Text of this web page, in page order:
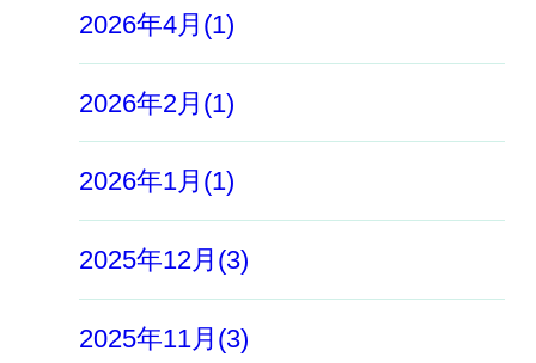
2026年4月(1)
2026年2月(1)
2026年1月(1)
2025年12月(3)
2025年11月(3)